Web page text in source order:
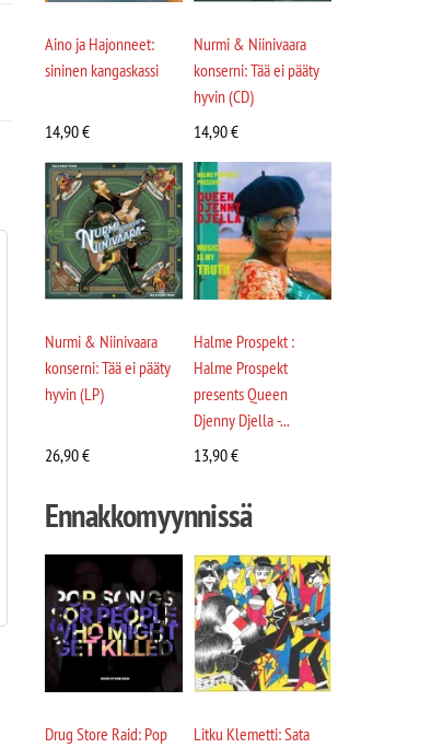
Aino ja Hajonneet:
sininen kangaskassi
14,90€
Nurmi & Niinivaara
konserni: Tää ei pääty
hyvin (CD)
14,90€
Nurmi & Niinivaara
konserni: Tää ei pääty
hyvin (LP)
26,90€
Halme Prospekt :
Halme Prospekt
presents Queen
Djenny Djella -...
13,90€
Ennakkomyynnissä
Drug Store Raid: Pop
Litku Klemetti: Sata